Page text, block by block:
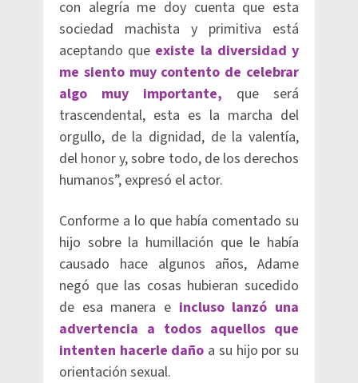
con alegría me doy cuenta que esta
sociedad machista y primitiva está
aceptando que existe la diversidad y
me siento muy contento de celebrar
algo muy importante, que será
trascendental, esta es la marcha del
orgullo, de la dignidad, de la valentía,
del honor y, sobre todo, de los derechos
humanos”, expresó el actor.
Conforme a lo que había comentado su
hijo sobre la humillación que le había
causado hace algunos años, Adame
negó que las cosas hubieran sucedido
de esa manera e incluso lanzó una
advertencia a todos aquellos que
intenten hacerle daño a su hijo por su
orientación sexual.